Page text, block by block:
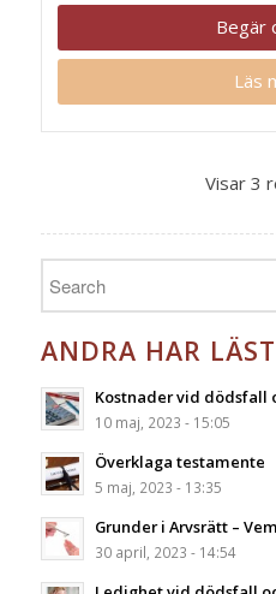
Begär
Läs
Visar 3
ANDRA HAR LÄST
Kostnader vid dödsfall
10 maj, 2023 - 15:05
Överklaga testamente
5 maj, 2023 - 13:35
Grunder i Arvsrätt –
30 april, 2023 - 14:54